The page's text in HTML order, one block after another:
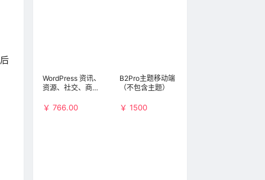
WordPress 资讯、
资源、社交、商
多功能商用主题：
￥ 766.00
B2Pro主题移动端
（不包含主题）
￥ 1500